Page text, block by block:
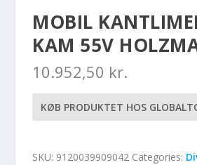
MOBIL
KAM 55V
10.952,50 kr.
KØB PRODUKTET HOS
SKU: 9120039909042 Categories: